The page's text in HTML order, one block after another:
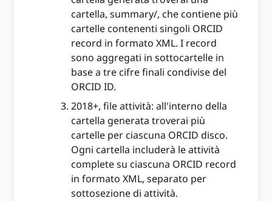
cartella, summary/, che contiene più
cartelle contenenti singoli ORCID
record in formato XML. I record
sono aggregati in sottocartelle in
base a tre cifre finali condivise del
ORCID ID.
2018+, file attività: all'interno della
cartella generata troverai più
cartelle per ciascuna ORCID disco.
Ogni cartella includerà le attività
complete su ciascuna ORCID record
in formato XML, separato per
sottosezione di attività.